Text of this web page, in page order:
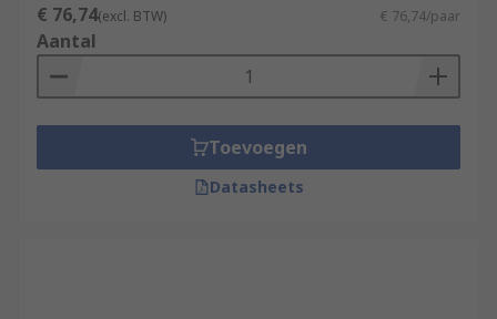
€ 76,74(excl. BTW) € 76,74/paar
Aantal
Toevoegen
Datasheets